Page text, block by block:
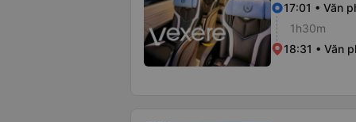
17:01 • Văn
1h30m
18:31 • Văn